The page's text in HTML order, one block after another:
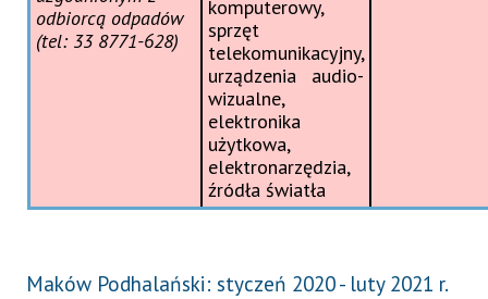
odbiorcą odpadów
(tel: 33 8771-628)
komputerowy,
sprzęt
telekomunikacyjny,
urządzenia audio-
wizualne,
elektronika
użytkowa,
elektronarzędzia,
źródła światła
Maków Podhalański: styczeń 2020 - luty 2021 r.